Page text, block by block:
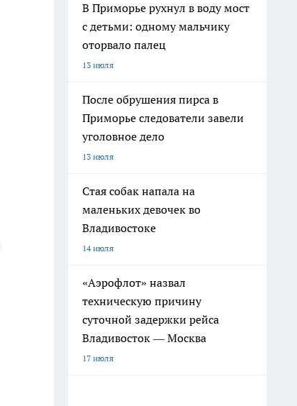
В Приморье рухнул в воду мост
с детьми: одному мальчику
оторвало палец
13 июля
После обрушения пирса в
Приморье следователи завели
уголовное дело
13 июля
Стая собак напала на
маленьких девочек во
Владивостоке
14 июля
«Аэрофлот» назвал
техническую причину
суточной задержки рейса
Владивосток — Москва
17 июля